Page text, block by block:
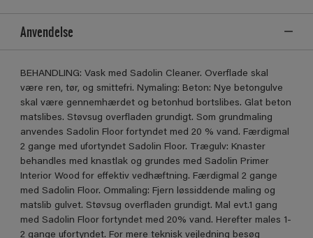
Anvendelse
BEHANDLING: Vask med Sadolin Cleaner. Overflade skal
være ren, tør, og smittefri. Nymaling: Beton: Nye betongulve
skal være gennemhærdet og betonhud bortslibes. Glat beton
matslibes. Støvsug overfladen grundigt. Som grundmaling
anvendes Sadolin Floor fortyndet med 20 % vand. Færdigmal
2 gange med ufortyndet Sadolin Floor. Trægulv: Knaster
behandles med knastlak og grundes med Sadolin Primer
Interior Wood for effektiv vedhæftning. Færdigmal 2 gange
med Sadolin Floor. Ommaling: Fjern løssiddende maling og
matslib gulvet. Støvsug overfladen grundigt. Mal evt.1 gang
med Sadolin Floor fortyndet med 20% vand. Herefter males 1-
2 gange ufortyndet. For mere teknisk vejledning besøg